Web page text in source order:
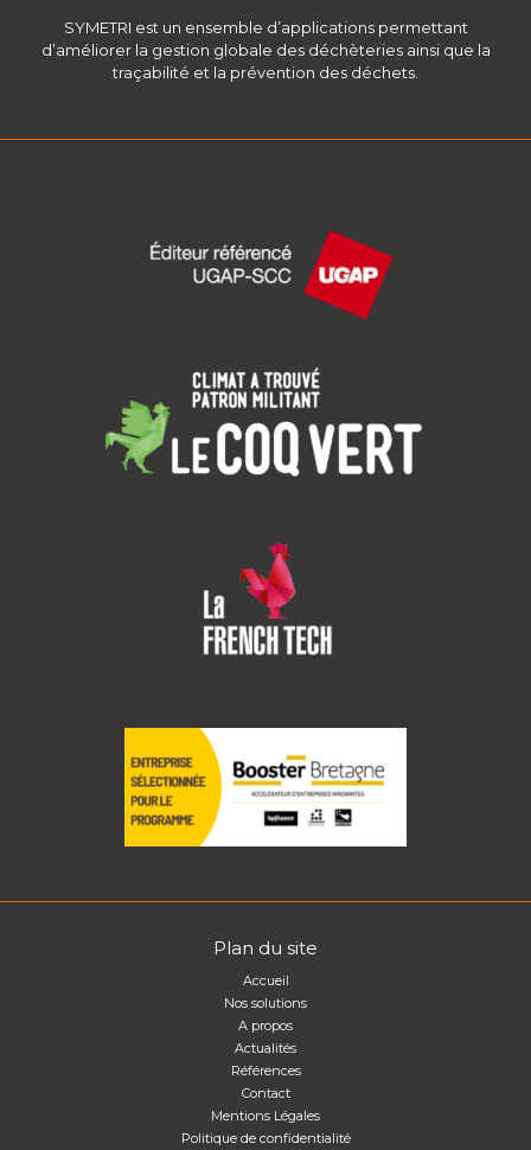
SYMETRI est un ensemble d’applications permettant
d’améliorer la gestion globale des déchèteries ainsi que la
traçabilité et la prévention des déchets.
Plan du site
Accueil
Nos solutions
A propos
Actualités
Références
Contact
Mentions Légales
Politique de confidentialité